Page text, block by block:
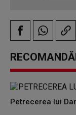
Petrecerea lui